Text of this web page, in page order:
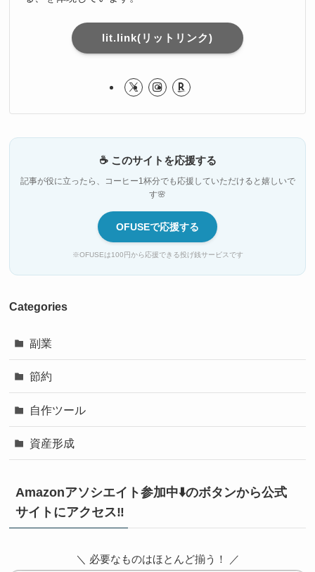
lit.link(リットリンク)
☕ このサイトを応援する
記事が役に立ったら、コーヒー1杯分でも応援していただけると嬉しいで
す🌸
OFUSEで応援する
※OFUSEは100円から応援できる投げ銭サービスです
Categories
副業
節約
自作ツール
資産形成
Amazonアソシエイト参加中⬇️のボタンから公式
サイトにアクセス‼️
＼ 必要なものはほとんど揃う！ ／